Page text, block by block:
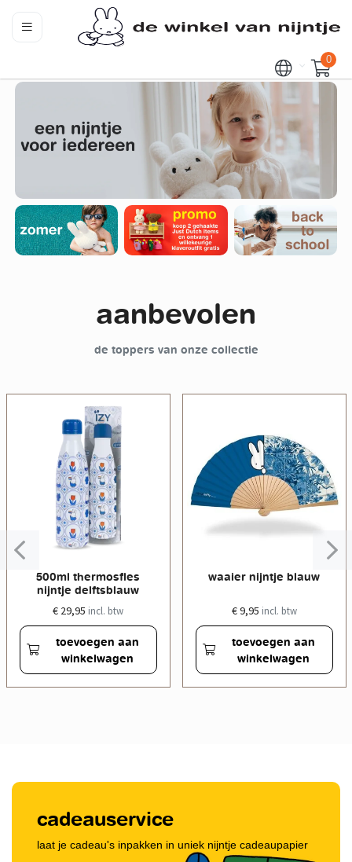
0
aanbevolen
de toppers van onze collectie
500ml thermosfles
nijntje delftsblauw
€ 29,95 incl. btw
toevoegen aan
winkelwagen
waaier nijntje blauw
€ 9,95 incl. btw
toevoegen aan
winkelwagen
cadeauservice
laat je cadeau's inpakken in uniek nijntje cadeaupapier